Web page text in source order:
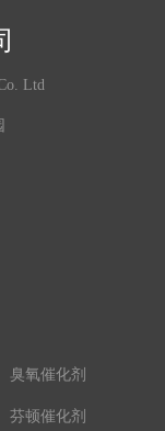
Ltd
臭氧催化剂
芬顿催化剂